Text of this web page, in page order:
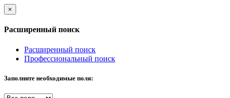
×
Расширенный поиск
Расширенный поиск
Профессиональный поиск
Заполните необходимые поля: